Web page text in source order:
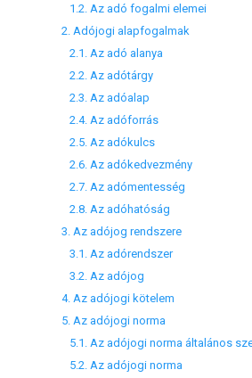
1.2. Az adó fogalmi elemei
2. Adójogi alapfogalmak
2.1. Az adó alanya
2.2. Az adótárgy
2.3. Az adóalap
2.4. Az adóforrás
2.5. Az adókulcs
2.6. Az adókedvezmény
2.7. Az adómentesség
2.8. Az adóhatóság
3. Az adójog rendszere
3.1. Az adórendszer
3.2. Az adójog
4. Az adójogi kötelem
5. Az adójogi norma
5.1. Az adójogi norma általános
5.2. Az adójogi norma